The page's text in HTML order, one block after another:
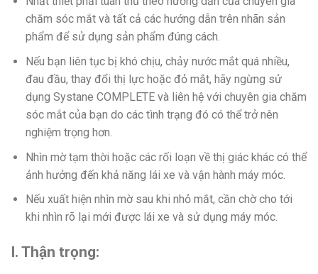
chăm sóc mắt và tất cả các hướng dẫn trên nhãn sản
phẩm để sử dụng sản phẩm đúng cách.
Nếu bạn liên tục bị khó chịu, chảy nước mắt quá nhiều,
đau đầu, thay đổi thị lực hoặc đỏ mắt, hãy ngừng sử
dụng Systane COMPLETE và liên hệ với chuyên gia chăm
sóc mắt của bạn do các tình trạng đó có thể trở nên
nghiệm trọng hơn.
Nhìn mờ tạm thời hoặc các rối loạn về thị giác khác có thể
ảnh hưởng đến khả năng lái xe và vận hành máy móc.
Nếu xuất hiện nhìn mờ sau khi nhỏ mắt, cần chờ cho tới
khi nhìn rõ lại mới được lái xe và sử dụng máy móc.
I. Thận trọng: